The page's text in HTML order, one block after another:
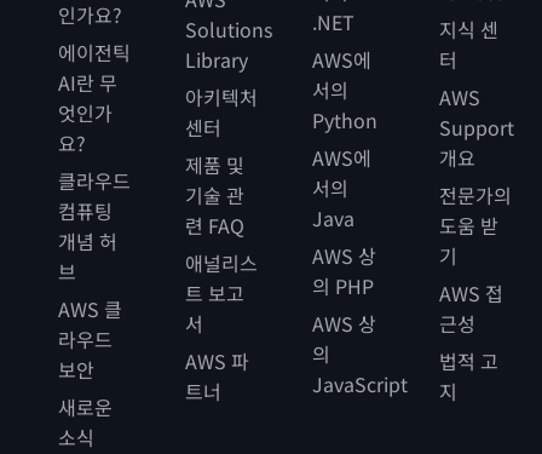
인가요?
에이전틱
AI란 무
엇인가
요?
클라우드
컴퓨팅
개념 허
브
AWS 클
라우드
보안
새로운
소식
Solutions
Library
아키텍처
센터
제품 및
기술 관
련 FAQ
애널리스
트 보고
서
AWS 파
트너
.NET
AWS에
서의
Python
AWS에
서의
Java
AWS 상
의 PHP
AWS 상
의
JavaScript
지식 센
터
AWS
Support
개요
전문가의
도움 받
기
AWS 접
근성
법적 고
지